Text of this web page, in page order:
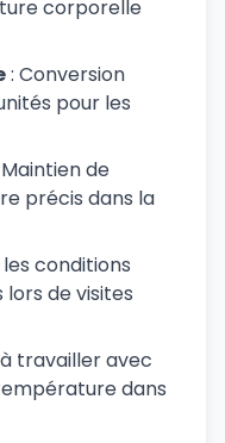
corporelle
: Conversion
pour les
de
précis dans la
conditions
de visites
travailler avec
dans